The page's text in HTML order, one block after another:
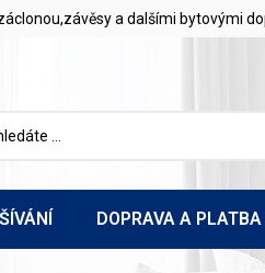
a dalšími bytovými
DOPRAVA A PLATBA